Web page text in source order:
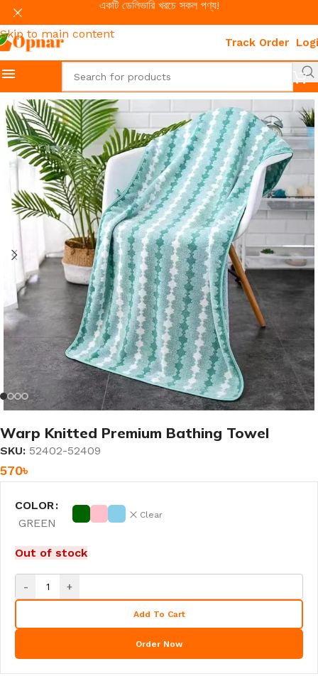
Skip to navigation
Skip to main content
একটি ডেলিভারি খরচে সকল পণ্য!
Track Order
Warp Knitted Premium Bathing Towel
SKU: 52402-52409
570৳
COLOR
GREEN
Clear
Out of stock
- +
Add To Cart
Order Now